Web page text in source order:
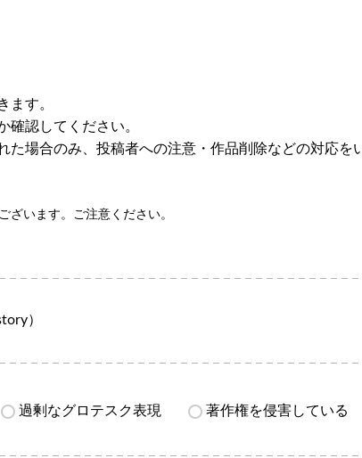
ます。
確認してください。
場合のみ、投稿者への注意・作品削除などの対応を
います。ご注意ください。
）
過剰なグロテスク表現 著作権を侵害している